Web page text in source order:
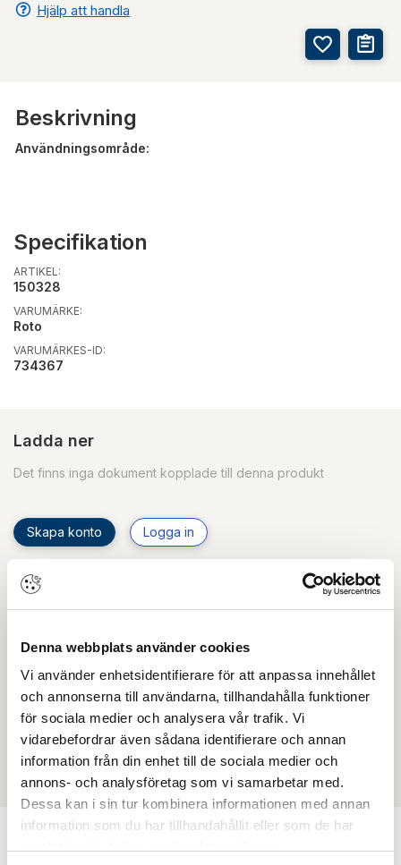
Denna webbplats använder cookies
Vi använder enhetsidentifierare för att anpassa innehållet
och annonserna till användarna, tillhandahålla funktioner
för sociala medier och analysera vår trafik. Vi
vidarebefordrar även sådana identifierare och annan
information från din enhet till de sociala medier och
annons- och analysföretag som vi samarbetar med.
Dessa kan i sin tur kombinera informationen med annan
information som du har tillhandahållit eller som de har
Hjälp att handla
Beskrivning
Användningsområde:
Specifikation
ARTIKEL:
150328
VARUMÄRKE:
Roto
VARUMÄRKES-ID:
734367
Ladda ner
Det finns inga dokument kopplade till denna produkt
Skapa konto Logga in
Skapa inloggning, bli företagskund eller logga in för att
beställa, se priser,
övriga dokument.
Filmer
Det finns ännu ingen film för denna produkt